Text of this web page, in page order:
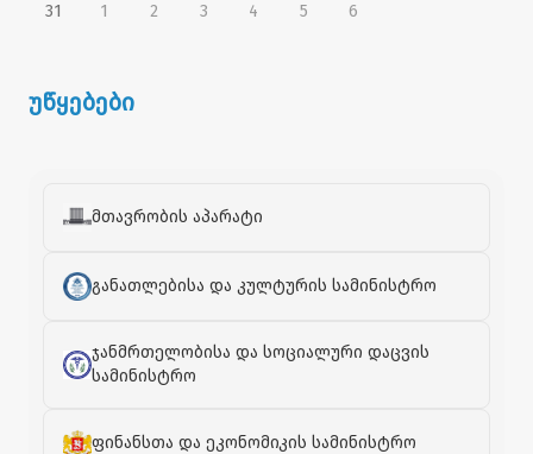
31
1 2 3 4 5 6
უწყებები
მთავრობის აპარატი
განათლებისა და კულტურის სამინისტრო
ჯანმრთელობისა და სოციალური დაცვის
სამინისტრო
ფინანსთა და ეკონომიკის სამინისტრო